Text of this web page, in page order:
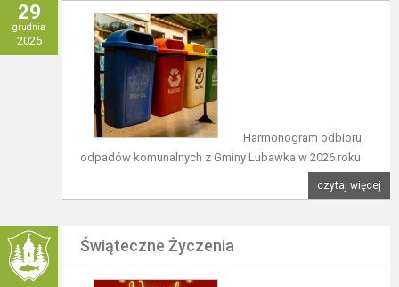
29
grudnia
2025
Harmonogram odbioru
odpadów komunalnych z Gminy Lubawka w 2026 roku
czytaj więcej
Świąteczne Życzenia